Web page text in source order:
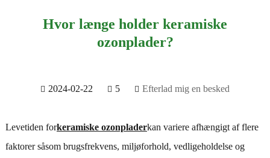
Hvor længe holder keramiske
ozonplader?
2024-02-22 5 Efterlad mig en besked
Levetiden forkeramiske ozonpladerkan variere afhængigt af flere
faktorer såsom brugsfrekvens, miljøforhold, vedligeholdelse og